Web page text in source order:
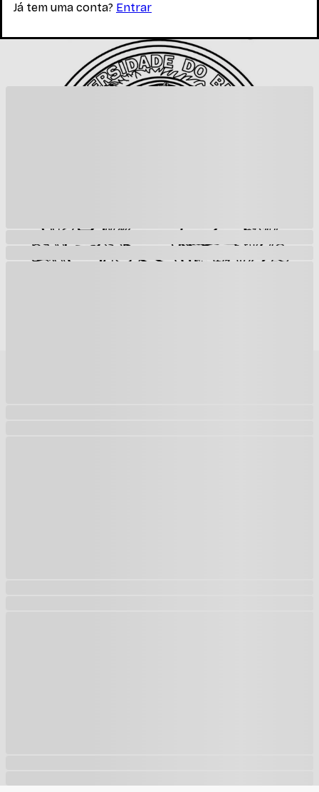
Outros materiais que podem te interessar enquanto não
há materiais específicos desta disciplina
Já tem uma conta? Entrar